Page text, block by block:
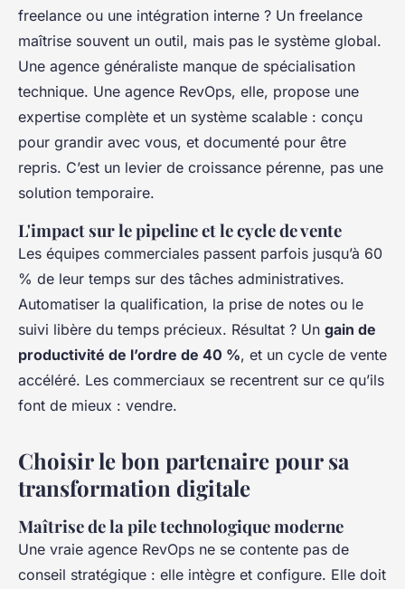
freelance ou une intégration interne ? Un freelance
maîtrise souvent un outil, mais pas le système global.
Une agence généraliste manque de spécialisation
technique. Une agence RevOps, elle, propose une
expertise complète et un système scalable : conçu
pour grandir avec vous, et documenté pour être
repris. C’est un levier de croissance pérenne, pas une
solution temporaire.
L'impact sur le pipeline et le cycle de vente
Les équipes commerciales passent parfois jusqu’à 60
% de leur temps sur des tâches administratives.
Automatiser la qualification, la prise de notes ou le
suivi libère du temps précieux. Résultat ? Un gain de
productivité de l’ordre de 40 %, et un cycle de vente
accéléré. Les commerciaux se recentrent sur ce qu’ils
font de mieux : vendre.
Choisir le bon partenaire pour sa
transformation digitale
Maîtrise de la pile technologique moderne
Une vraie agence RevOps ne se contente pas de
conseil stratégique : elle intègre et configure. Elle doit